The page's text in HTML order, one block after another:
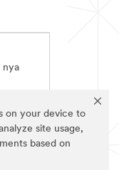
on your device to
site usage,
based on
nya